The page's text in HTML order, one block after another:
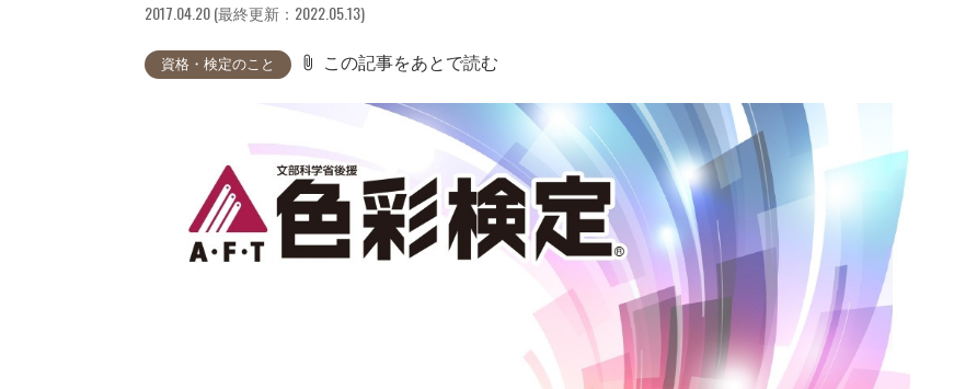
2017.04.20 (最終更新：2022.05.13)
資格・検定のこと attach_file この記事をあとで読む